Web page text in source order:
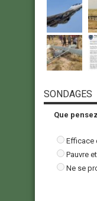
SONDAGES
Que
Efficace
Pauvre
Ne se